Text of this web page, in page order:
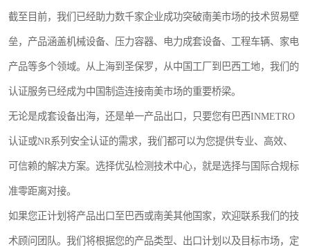
截至目前，我们已经助力数千家企业成功突破南美市场的技术贸易壁
垒，产品涵盖机械设备、压力容器、电力成套设备、工程车辆、家电
产品等多个领域。从上海到圣保罗，从中国工厂到巴西工地，我们的
认证服务已经成为中国制造连接南美市场的重要桥梁。
无论是成套设备出海，还是单一产品出口，只要您有巴西INMETRO
认证或NR系列安全认证的需求，我们都可以为您提供专业、高效、
可信赖的解决方案。选择优弘检测技术中心，就是选择与国际合规标
准零距离对接。
如果您正计划将产品出口至巴西或南美其他国家，欢迎联系我们的技
术顾问团队。我们将根据您的产品类型、出口计划以及目标市场，定